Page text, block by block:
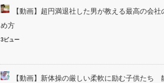
【動画】超円満退社した男が教える最高の会社
め方
3ビュー
【動画】新体操の厳しい柔軟に励む子供たち